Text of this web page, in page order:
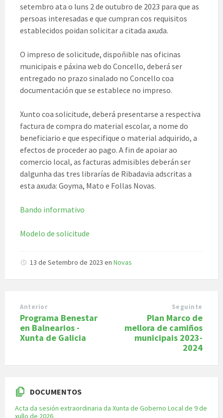
setembro ata o luns 2 de outubro de 2023 para que as
persoas interesadas e que cumpran cos requisitos
establecidos poidan solicitar a citada axuda.
O impreso de solicitude, dispoñible nas oficinas
municipais e páxina web do Concello, deberá ser
entregado no prazo sinalado no Concello coa
documentación que se establece no impreso.
Xunto coa solicitude, deberá presentarse a respectiva
factura de compra do material escolar, a nome do
beneficiario e que especifique o material adquirido, a
efectos de proceder ao pago. A fin de apoiar ao
comercio local, as facturas admisibles deberán ser
dalgunha das tres librarías de Ribadavia adscritas a
esta axuda: Goyma, Mato e Follas Novas.
Bando informativo
Modelo de solicitude
13 de Setembro de 2023 en Novas
Anterior
Programa Benestar
en Balnearios -
Xunta de Galicia
Seguinte
Plan Marco de
mellora de camiños
municipais 2023-
2024
DOCUMENTOS
Acta da sesión extraordinaria da Xunta de Goberno Local de 9 de
xullo de 2026